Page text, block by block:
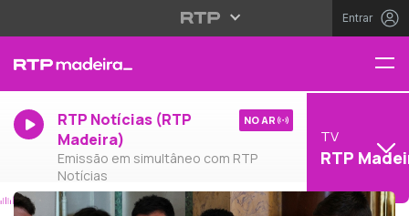
Entrar
RTP Notícias (RTP
Madeira)
Emissão em simultâneo com RTP
Notícias
NO AR
TV
RTP